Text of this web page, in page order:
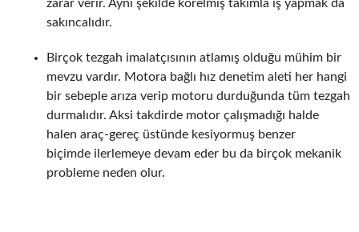
zarar verir. Aynı şekilde körelmiş takımla iş yapmak da
sakıncalıdır.
Birçok tezgah imalatçısının atlamış olduğu mühim bir
mevzu vardır. Motora bağlı hız denetim aleti her hangi
bir sebeple arıza verip motoru durduğunda tüm tezgah
durmalıdır. Aksi takdirde motor çalışmadığı halde
halen araç-gereç üstünde kesiyormuş benzer
biçimde ilerlemeye devam eder bu da birçok mekanik
probleme neden olur.